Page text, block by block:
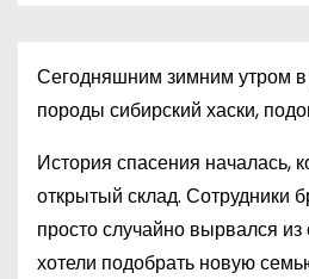
Сегодняшним зимним утром в
породы сибирский хаски,
История спасения началась,
открытый склад. Сотрудники
просто случайно вырвался
хотели подобрать новую